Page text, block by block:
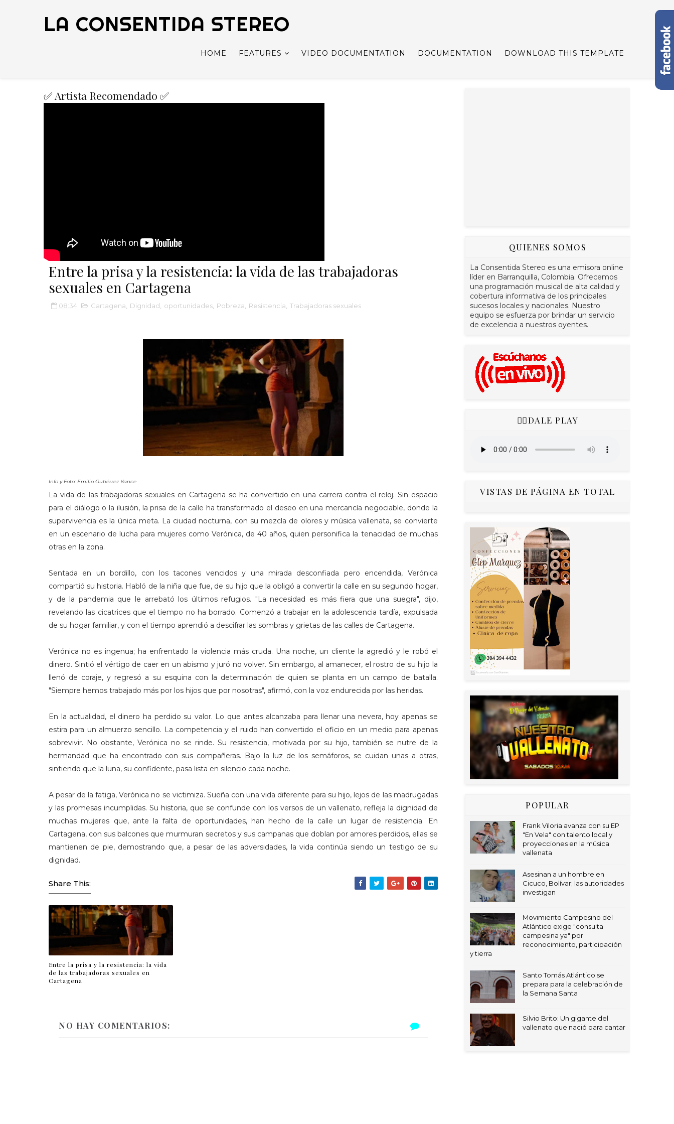
LA CONSENTIDA STEREO
HOME FEATURES VIDEO DOCUMENTATION DOCUMENTATION DOWNLOAD THIS TEMPLATE
✅ Artista Recomendado ✅
Entre la prisa y la resistencia: la vida de las trabajadoras
sexuales en Cartagena
08:34 Cartagena Dignidad oportunidades Pobreza Resistencia Trabajadoras sexuales
Info y Foto: Emilio Gutiérrez Yance
La vida de las trabajadoras sexuales en Cartagena se ha convertido en una carrera contra el reloj. Sin espacio
para el diálogo o la ilusión, la prisa de la calle ha transformado el deseo en una mercancía negociable, donde la
supervivencia es la única meta. La ciudad nocturna, con su mezcla de olores y música vallenata, se convierte
en un escenario de lucha para mujeres como Verónica, de 40 años, quien personifica la tenacidad de muchas
otras en la zona.
Sentada en un bordillo, con los tacones vencidos y una mirada desconfiada pero encendida, Verónica
compartió su historia. Habló de la niña que fue, de su hijo que la obligó a convertir la calle en su segundo hogar,
y de la pandemia que le arrebató los últimos refugios. "La necesidad es más fiera que una suegra", dijo,
revelando las cicatrices que el tiempo no ha borrado. Comenzó a trabajar en la adolescencia tardía, expulsada
de su hogar familiar, y con el tiempo aprendió a descifrar las sombras y grietas de las calles de Cartagena.
Verónica no es ingenua; ha enfrentado la violencia más cruda. Una noche, un cliente la agredió y le robó el
dinero. Sintió el vértigo de caer en un abismo y juró no volver. Sin embargo, al amanecer, el rostro de su hijo la
llenó de coraje, y regresó a su esquina con la determinación de quien se planta en un campo de batalla.
"Siempre hemos trabajado más por los hijos que por nosotras", afirmó, con la voz endurecida por las heridas.
En la actualidad, el dinero ha perdido su valor. Lo que antes alcanzaba para llenar una nevera, hoy apenas se
estira para un almuerzo sencillo. La competencia y el ruido han convertido el oficio en un medio para apenas
sobrevivir. No obstante, Verónica no se rinde. Su resistencia, motivada por su hijo, también se nutre de la
hermandad que ha encontrado con sus compañeras. Bajo la luz de los semáforos, se cuidan unas a otras,
sintiendo que la luna, su confidente, pasa lista en silencio cada noche.
A pesar de la fatiga, Verónica no se victimiza. Sueña con una vida diferente para su hijo, lejos de las madrugadas
y las promesas incumplidas. Su historia, que se confunde con los versos de un vallenato, refleja la dignidad de
muchas mujeres que, ante la falta de oportunidades, han hecho de la calle un lugar de resistencia. En
Cartagena, con sus balcones que murmuran secretos y sus campanas que doblan por amores perdidos, ellas se
mantienen de pie, demostrando que, a pesar de las adversidades, la vida continúa siendo un testigo de su
dignidad.
Share This:
Entre la prisa y la resistencia: la vida
de las trabajadoras sexuales en
Cartagena
NO HAY COMENTARIOS:
QUIENES SOMOS
La Consentida Stereo es una emisora online
líder en Barranquilla, Colombia. Ofrecemos
una programación musical de alta calidad y
cobertura informativa de los principales
sucesos locales y nacionales. Nuestro
equipo se esfuerza por brindar un servicio
de excelencia a nuestros oyentes.
👇🏻DALE PLAY
VISTAS DE PÁGINA EN TOTAL
POPULAR
Frank Viloria avanza con su EP
"En Vela" con talento local y
proyecciones en la música
vallenata
Asesinan a un hombre en
Cicuco, Bolívar; las autoridades
investigan
Movimiento Campesino del
Atlántico exige "consulta
campesina ya" por
reconocimiento, participación
y tierra
Santo Tomás Atlántico se
prepara para la celebración de
la Semana Santa
Silvio Brito: Un gigante del
vallenato que nació para cantar